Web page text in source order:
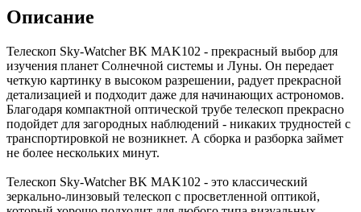
Описание
Телескоп Sky-Watcher BK MAK102 - прекрасный выбор для
изучения планет Солнечной системы и Луны. Он передает
четкую картинку в высоком разрешении, радует прекрасной
детализацией и подходит даже для начинающих астрономов.
Благодаря компактной оптической трубе телескоп прекрасно
подойдет для загородных наблюдений - никаких трудностей с
транспортировкой не возникнет. А сборка и разборка займет
не более нескольких минут.
Телескоп Sky-Watcher BK MAK102 - это классический
зеркально-линзовый телескоп с просветленной оптикой,